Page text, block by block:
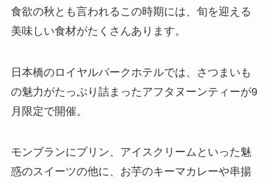
食欲の秋とも言われるこの時期には、旬を迎える
美味しい食材がたくさんあります。
日本橋のロイヤルパークホテルでは、さつまいも
の魅力がたっぷり詰まったアフタヌーンティーが9
月限定で開催。
モンブランにプリン、アイスクリームといった魅
惑のスイーツの他に、お芋のキーマカレーや串揚